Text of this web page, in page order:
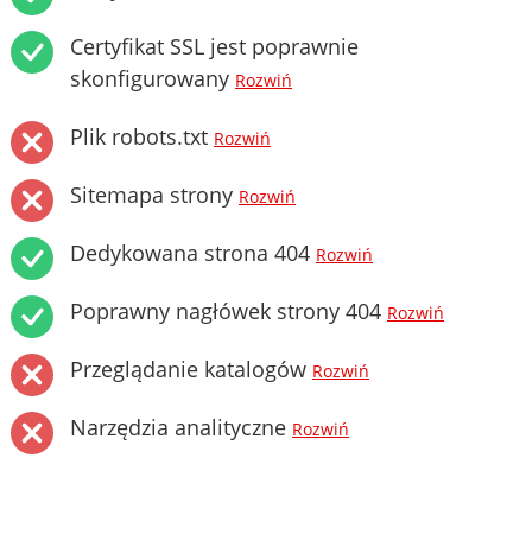
Certyfikat SSL jest poprawnie
skonfigurowany Rozwiń
Plik robots.txt Rozwiń
Sitemapa strony Rozwiń
Dedykowana strona 404 Rozwiń
Poprawny nagłówek strony 404 Rozwiń
Przeglądanie katalogów Rozwiń
Narzędzia analityczne Rozwiń